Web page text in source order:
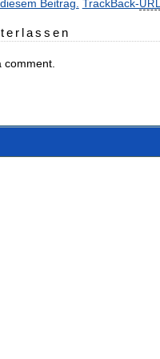
Beitrag. TrackBack-URL
comment.